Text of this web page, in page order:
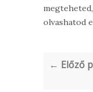
olvashatod
← Előző